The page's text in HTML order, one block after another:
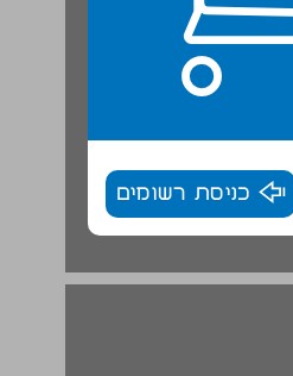
כניסת רשומים